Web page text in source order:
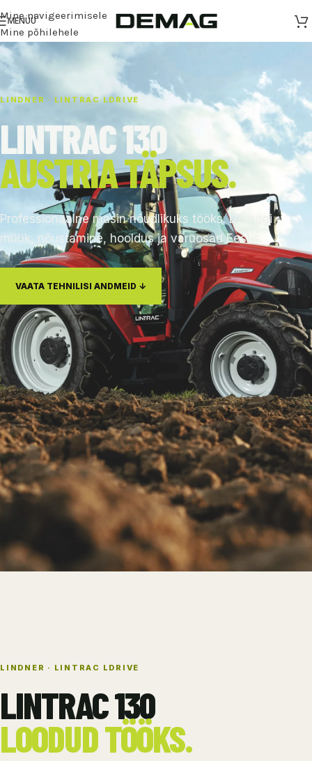
Mine navigeerimisele
Mine põhilehele
MENÜÜ
LINDNER · LINTRAC LDRIVE
LINTRAC 130
AUSTRIA TÄPSUS.
Professionaalne masin nõudlikuks tööks. Demagi
müük, nõustamine, hooldus ja varuosad Eestis.
VAATA TEHNILISI ANDMEID ↓
LINDNER · LINTRAC LDRIVE
LINTRAC 130
LOODUD TÖÖKS.